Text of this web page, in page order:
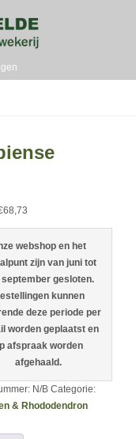
68,73Prijsklasse:
€9,06
tot
€68,73
webshop en het
zijn van juni tot
september gesloten.
kunnen
deze periode per
worden geplaatst en
afspraak worden
afgehaald.
N/B Categorie:
& Rhododendron